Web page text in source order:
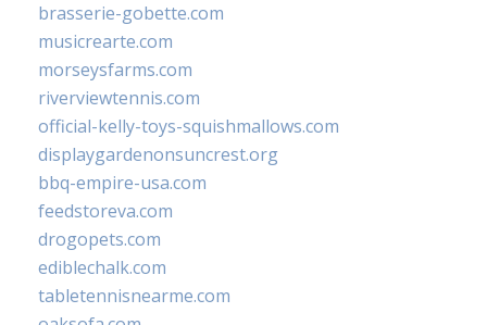
brasserie-gobette.com
musicrearte.com
morseysfarms.com
riverviewtennis.com
official-kelly-toys-squishmallows.com
displaygardenonsuncrest.org
bbq-empire-usa.com
feedstoreva.com
drogopets.com
ediblechalk.com
tabletennisnearme.com